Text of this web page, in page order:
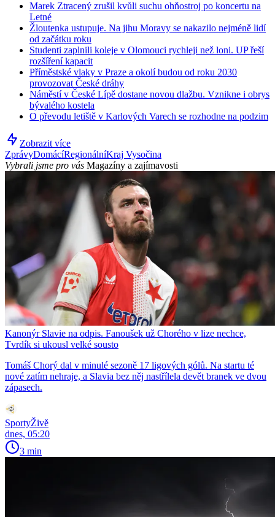
Marek Ztracený zrušil kvůli suchu ohňostroj po koncertu na
Letné
Žloutenka ustupuje. Na jihu Moravy se nakazilo nejméně lidí
od začátku roku
Studenti zaplnili koleje v Olomouci rychleji než loni. UP řeší
rozšíření kapacit
Příměstské vlaky v Praze a okolí budou od roku 2030
provozovat České dráhy
Náměstí v České Lípě dostane novou dlažbu. Vznikne i obrys
bývalého kostela
O převodu letiště v Karlových Varech se rozhodne na podzim
Zobrazit více
ZprávyDomácíRegionálníKraj Vysočina
Vybrali jsme pro vás Magazíny a zajímavosti
Kanonýr Slavie na odpis. Fanoušek už Chorého v lize nechce,
Tvrdík si ukousl velké sousto
Tomáš Chorý dal v minulé sezoně 17 ligových gólů. Na startu té
nové zatím nehraje, a Slavia bez něj nastřílela devět branek ve dvou
zápasech.
SportyŽivě
dnes, 05:20
3 min